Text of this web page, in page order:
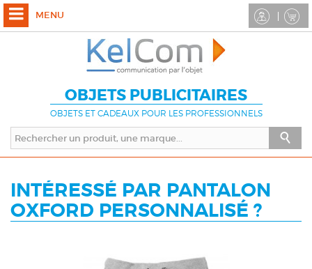
OBJETS PUBLICITAIRES
OBJETS ET CADEAUX POUR LES PROFESSIONNELS
MENU
INTÉRESSÉ PAR PANTALON
OXFORD PERSONNALISÉ ?